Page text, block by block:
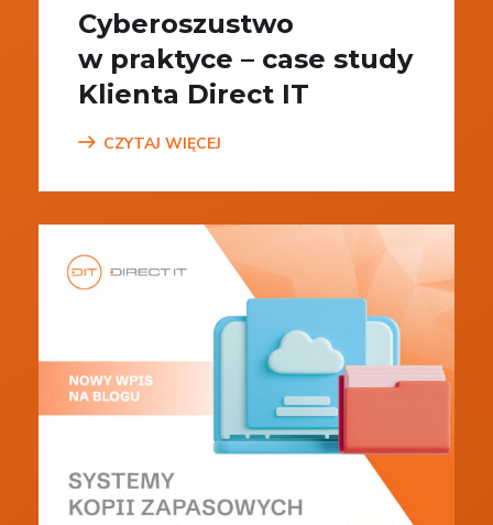
Cyberoszustwo
w praktyce – case study
Klienta Direct IT
CZYTAJ WIĘCEJ